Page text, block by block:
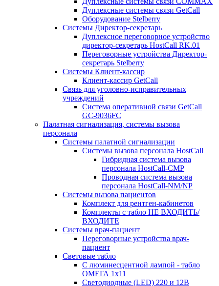
Дуплексные системы связи GetCall
Оборудование Stelberry
Системы Директор-секретарь
Дуплексное переговорное устройство
директор-секретарь HostCall RK.01
Переговорные устройства Директор-
секретарь Stelberry
Системы Клиент-кассир
Клиент-кассир GetCall
Связь для уголовно-исправительных
учреждений
Система оперативной связи GetCall
GC-9036FC
Палатная сигнализация, системы вызова
персонала
Системы палатной сигнализации
Системы вызова персонала HostCall
Гибридная система вызова
персонала HostCall-CMP
Проводная система вызова
персонала HostCall-NM/NP
Системы вызова пациентов
Комплект для рентген-кабинетов
Комплекты с табло НЕ ВХОДИТЬ/
ВХОДИТЕ
Системы врач-пациент
Переговорные устройства врач-
пациент
Световые табло
С люминесцентной лампой - табло
ОМЕГА 1х11
Светодиодные (LED) 220 и 12В